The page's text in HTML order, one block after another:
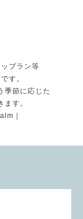
プラン等
す。
季節に応じた
す。
｜